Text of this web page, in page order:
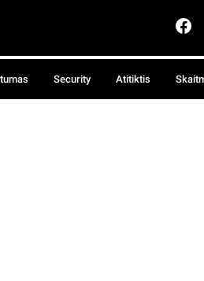
Security Atitiktis